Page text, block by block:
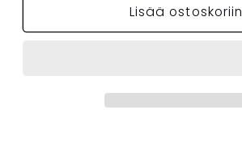
kengännauhat
-
kengännauhat
-
Lisää ostoskoriin